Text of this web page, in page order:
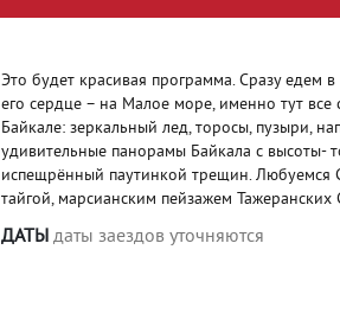
Это будет красивая программа. Сразу едем
его сердце – на Малое море, именно тут
Байкале: зеркальный лед, торосы, пузыри,
удивительные панорамы Байкала с высоты-
испещрённый паутинкой трещин. Любуемся
тайгой, марсианским пейзажем Тажеранских
ДАТЫ даты заездов уточняются